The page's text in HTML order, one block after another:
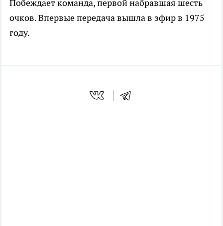
Побеждает команда, первой набравшая шесть
очков. Впервые передача вышла в эфир в 1975
году.